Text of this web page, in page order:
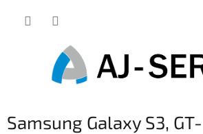
Samsung Galaxy S3,